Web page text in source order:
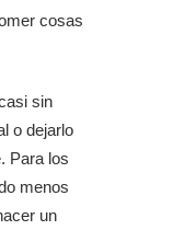
cosas
sin
o dejarlo
Para los
menos
un